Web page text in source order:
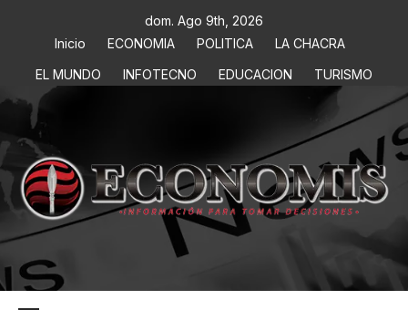
dom. Ago 9th, 2026
Inicio
ECONOMIA POLITICA
LA CHACRA
EL MUNDO
INFOTECNO EDUCACION TURISMO
ECONOMIS
INFORMACIÓN PARA TOMAR DECISIONES